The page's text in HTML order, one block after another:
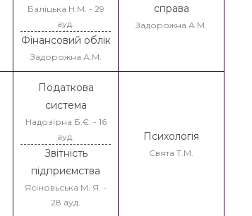
Баліцька Н.М. - 29
ауд.
Фінансовий облік
Задорожна А.М.
справа
Задорожна А.М.
Податкова
система
Надозірна Б.Є. - 16
ауд.
Звітність
підприємства
Ясіновьська М. Я. -
28 ауд.
Психологія
Свята Т.М.